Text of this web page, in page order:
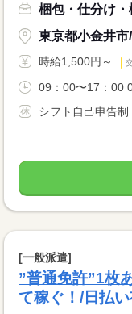
梱包・仕分け・
東京都小金井
時給1,500円～
09：00〜17：00
シフト自己申告制
[一般派遣]
”普通免許”1枚
て稼ぐ！/日払